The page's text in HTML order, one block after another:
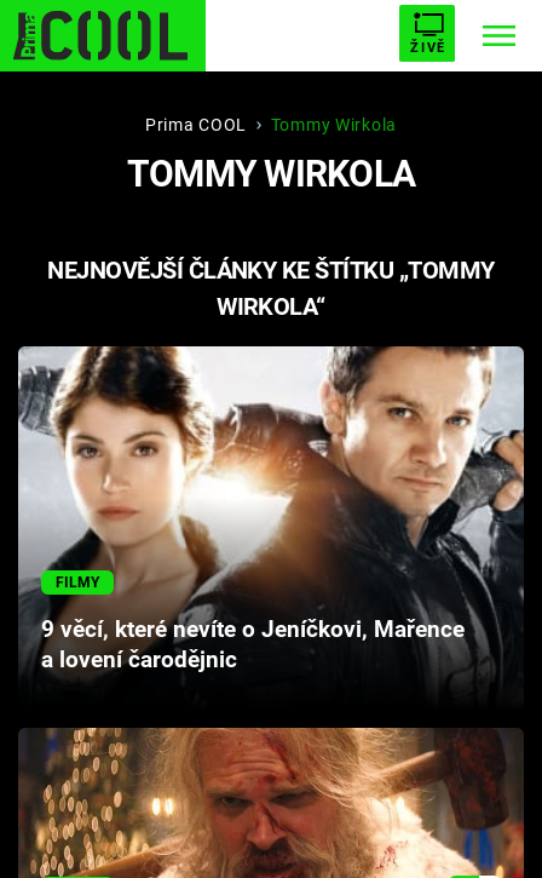
ŽIVĚ
STARHOUSE BUFFY, PŘEMOŽITELKA UPÍRŮ
PLNEJ KOTEL AVENGERS 5
Filmy
Seriály
Cool Esport
Pořady
TV Program
Sledujte prima+
Přihlášení
Prima COOL Tommy Wirkola
TOMMY WIRKOLA
NEJNOVĚJŠÍ ČLÁNKY KE ŠTÍTKU „TOMMY
WIRKOLA“
FILMY
9 věcí, které nevíte o Jeníčkovi, Mařence
a lovení čarodějnic